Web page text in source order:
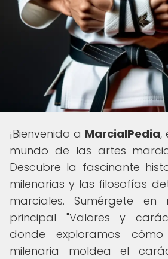
¡Bienvenido a MarcialPedia,
mundo de las artes
Descubre la fascinante
milenarias y las filosofías
marciales. Sumérgete en
principal "Valores y
donde exploramos
milenaria moldea el